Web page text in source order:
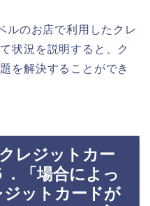
ルのお店で利用したクレ
状況を説明すると、ク
を解決することができ
レジットカー
．「場合によっ
ットカードが